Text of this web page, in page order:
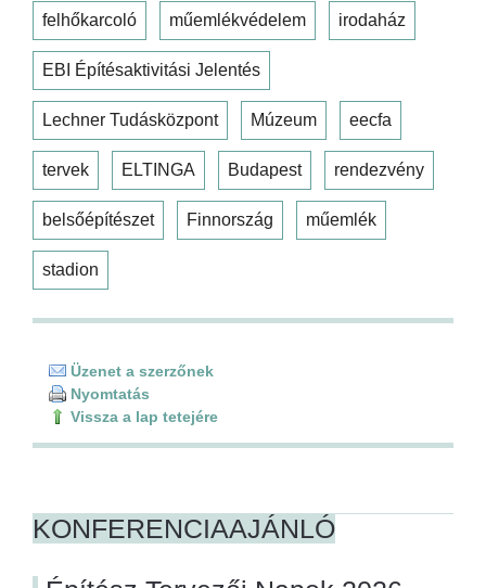
felhőkarcoló műemlékvédelem irodaház
EBI Építésaktivitási Jelentés
Lechner Tudásközpont Múzeum eecfa
tervek ELTINGA Budapest rendezvény
belsőépítészet Finnország műemlék
stadion
Üzenet a szerzőnek
Nyomtatás
Vissza a lap tetejére
KONFERENCIAAJÁNLÓ